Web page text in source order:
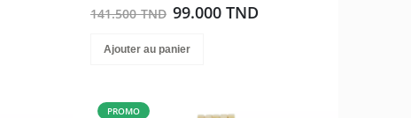
141.500 TND 99.000 TND
Ajouter au panier
PROMO